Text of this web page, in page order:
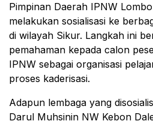
Pimpinan Daerah IPNW
melakukan sosialisasi ke
di wilayah Sikur. Langkah ini
pemahaman kepada calon
IPNW sebagai organisasi
proses kaderisasi.
Adapun lembaga yang
Darul Muhsinin NW Kebon